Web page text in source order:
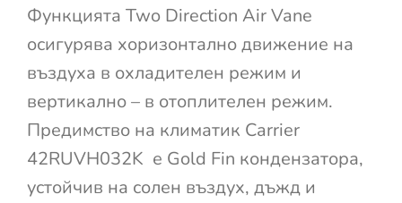
Функцията Two Direction Air Vane
осигурява хоризонтално движение на
въздуха в охладителен режим и
вертикално – в отоплителен режим.
Предимство на климатик Carrier
42RUVH032K е Gold Fin кондензатора,
устойчив на солен въздух, дъжд и